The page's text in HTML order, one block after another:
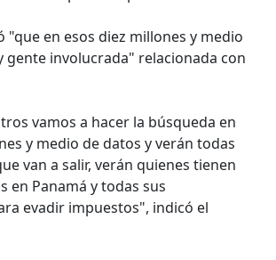
"que en esos diez millones y medio
gente involucrada" relacionada con
vamos a hacer la búsqueda en
y medio de datos y verán todas
van a salir, verán quienes tienen
en Panamá y todas sus
evadir impuestos", indicó el